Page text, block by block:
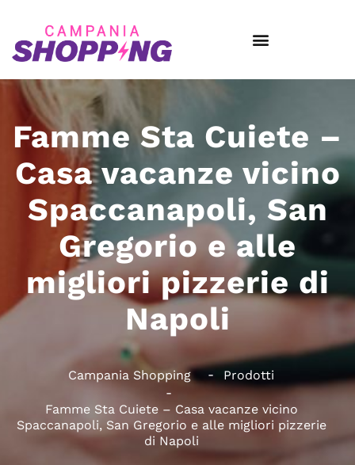
Famme Sta Cuiete –
Casa vacanze vicino
Spaccanapoli, San
Gregorio e alle
migliori pizzerie di
Napoli
Campania Shopping Prodotti
Famme Sta Cuiete – Casa vacanze vicino
Spaccanapoli, San Gregorio e alle migliori pizzerie
di Napoli